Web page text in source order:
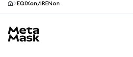
EQIXon/IRENon